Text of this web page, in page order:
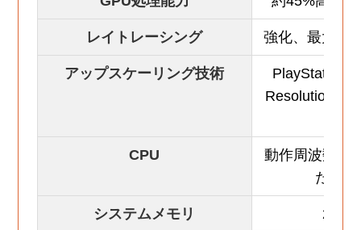
レイトレーシング 強化、最大2
アップスケーリング技術
PlayStation
Resolution
CPU
動作周波数が
た可
システムメモリ 28%